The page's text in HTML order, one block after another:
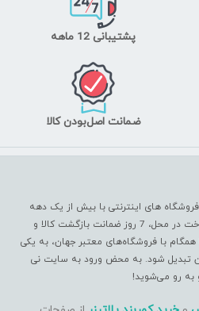
پشتیبانی 12 ماهه
ضمانت اصل‌بودن کالا
های اینترنتی با بیش از یک دهه
تجربه، با پایبندی به سه اصل، پرداخت در محل، 7 روز ضمانت بازگشت کالا و
با فروشگاه‌های معتبر جهان، به یکی
تبدیل شود. به محض ورود به سایت نی
به رو می‌شوید!